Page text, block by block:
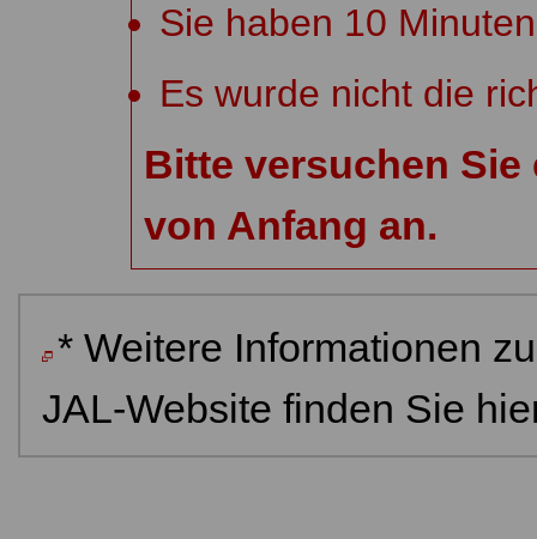
Sie haben 10
Es wurde nicht die
Bitte versuchen
von Anfang an.
* Weitere Informationen
JAL-Website finden Sie